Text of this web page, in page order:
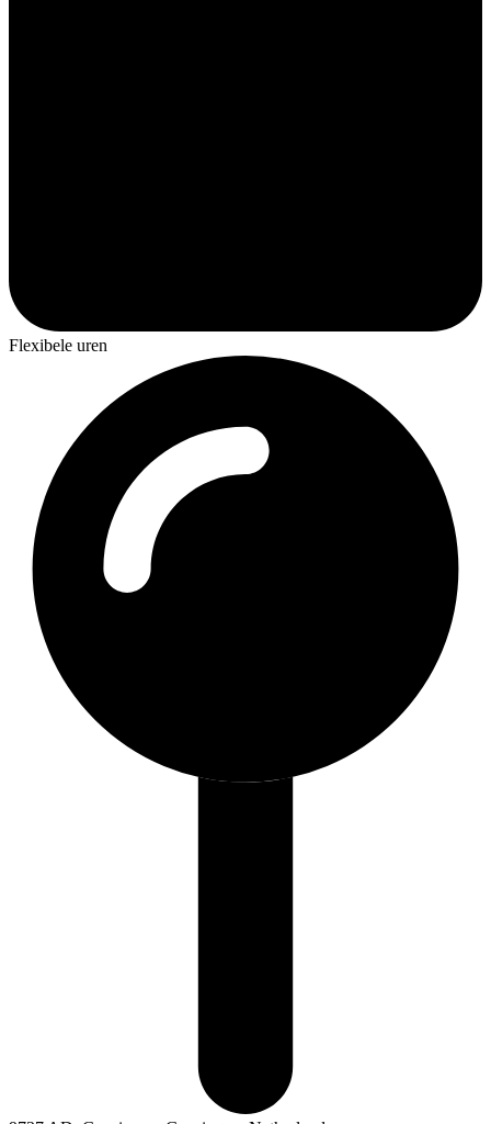
Flexibele uren